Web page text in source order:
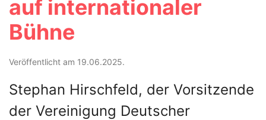
auf internationaler
Bühne
Veröffentlicht am 19.06.2025.
Stephan Hirschfeld, der Vorsitzende
der Vereinigung Deutscher